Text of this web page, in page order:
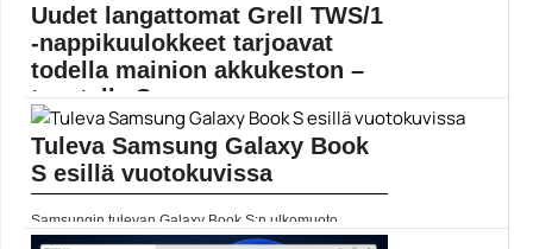
Uudet langattomat Grell TWS/1
-nappikuulokkeet tarjoavat
todella mainion akkukeston –
taustalla Senn...
Täyslangattomat Grell TWS/1 -kuulokkeet tarjoavat
enintään 45 tunnin...
langattomat kuulokkeet
Tuleva Samsung Galaxy Book
S esillä vuotokuvissa
Samsungin tulevan Galaxy Book S:n ulkomuoto
paljastui kannettavasta...